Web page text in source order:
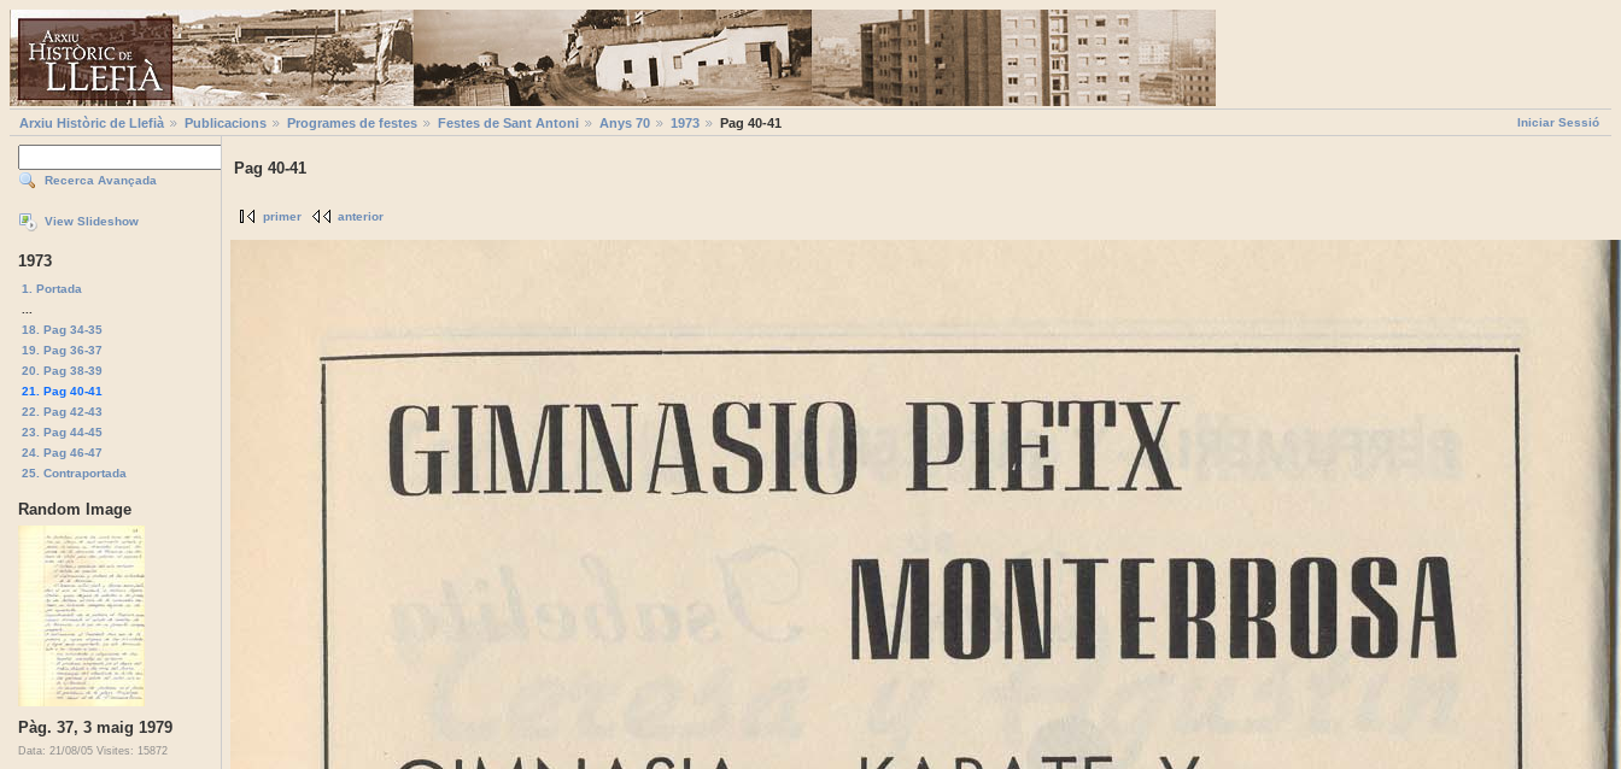
Iniciar Sessió
Arxiu Històric de Llefià Publicacions Programes de festes Festes de Sant Antoni Anys 70 1973 Pag 40-41
Recerca Avançada
View Slideshow
1973
1. Portada
18. Pag 34-35
19. Pag 36-37
20. Pag 38-39
21. Pag 40-41
22. Pag 42-43
23. Pag 44-45
24. Pag 46-47
25. Contraportada
Random Image
Pàg. 37, 3 maig 1979
Data: 21/08/05 Visites: 15872
Pag 40-41
primer anterior